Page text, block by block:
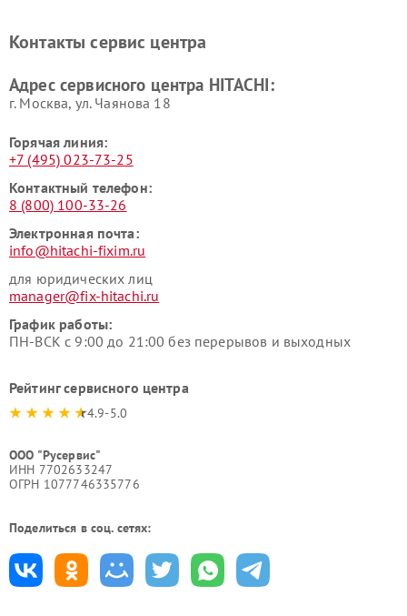
данных HITACHI
HITACHI
HITACHI
HITACHI
Контакты сервис центра
Адрес сервисного центра HITACHI:
г. Москва, ул. Чаянова 18
Горячая линия:
+7 (495) 023-73-25
Контактный телефон:
8 (800) 100-33-26
Электронная почта:
info@hitachi-fixim.ru
для юридических лиц
manager@fix-hitachi.ru
График работы:
ПН-ВСК с 9:00 до 21:00 без перерывов и выходных
Рейтинг сервисного центра
4.9-5.0
ООО "Русервис"
ИНН 7702633247
ОГРН 1077746335776
Поделиться в соц. сетях: